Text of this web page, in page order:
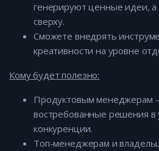
генерируют ценные идеи, а
сверху.
Сможете внедрять
креативности на уровне
Кому будет полезно:
Продуктовым менеджерам
востребованные решения в
конкуренции.
Топ-менеджерам и